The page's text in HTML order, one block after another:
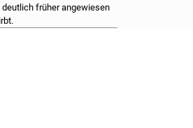
früher angewiesen